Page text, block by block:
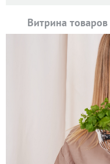
Витрина товаров